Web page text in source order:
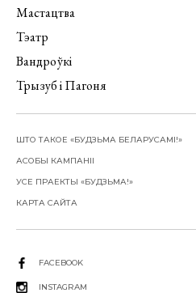
Мастацтва
Тэатр
Вандроўкі
Трызуб і Пагоня
ШТО ТАКОЕ «БУДЗЬМА БЕЛАРУСАМІ!»
АСОБЫ КАМПАНІІ
УСЕ ПРАЕКТЫ «БУДЗЬМА!»
КАРТА САЙТА
FACEBOOK
INSTAGRAM